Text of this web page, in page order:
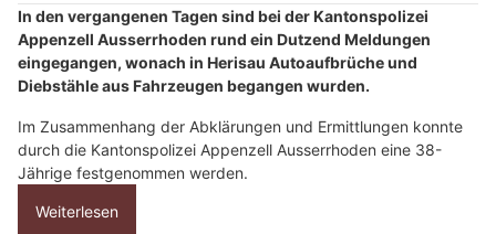
In den vergangenen Tagen sind bei der Kantonspolizei
Appenzell Ausserrhoden rund ein Dutzend Meldungen
eingegangen, wonach in Herisau Autoaufbrüche und
Diebstähle aus Fahrzeugen begangen wurden.
Im Zusammenhang der Abklärungen und Ermittlungen konnte
durch die Kantonspolizei Appenzell Ausserrhoden eine 38-
Jährige festgenommen werden.
Weiterlesen